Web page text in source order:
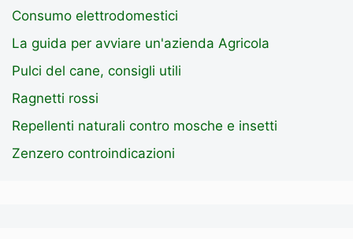
Consumo elettrodomestici
La guida per avviare un'azienda Agricola
Pulci del cane, consigli utili
Ragnetti rossi
Repellenti naturali contro mosche e insetti
Zenzero controindicazioni